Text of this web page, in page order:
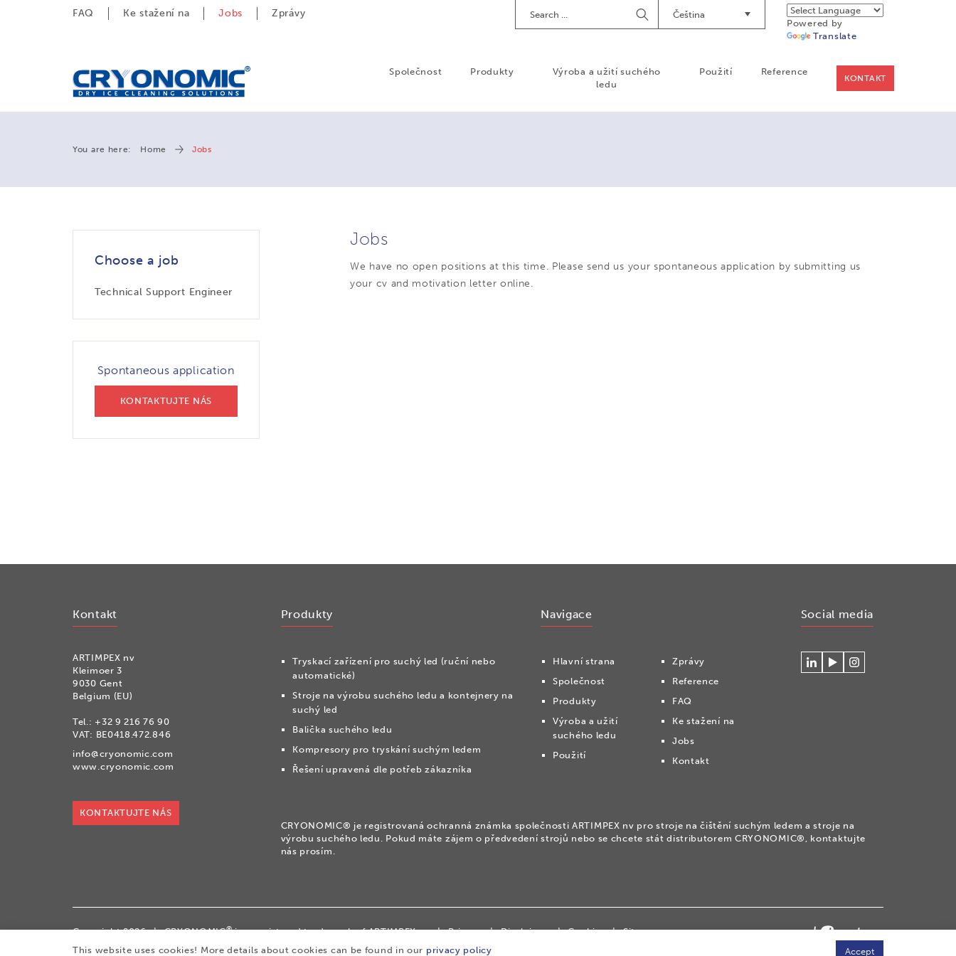
FAQ Ke stažení na Jobs Zprávy
Powered by
Translate
Čeština
Begin
Searching
Společnost Produkty
Výroba a užití suchého
ledu
Použití Reference
KONTAKT
You are here: Home Jobs
Jobs
We have no open positions at this time. Please send us your spontaneous application by submitting us
your cv and motivation letter online.
Choose a job
Technical Support Engineer
Spontaneous application
KONTAKTUJTE NÁS
Kontakt
ARTIMPEX nv
Kleimoer 3
9030 Gent
Belgium (EU)
Tel.: +32 9 216 76 90
VAT: BE0418.472.846
info@cryonomic.com
www.cryonomic.com
KONTAKTUJTE NÁS
Produkty
Tryskací zařízení pro suchý led (ruční nebo
automatické)
Stroje na výrobu suchého ledu a kontejnery na
suchý led
Balička suchého ledu
Kompresory pro tryskání suchým ledem
Řešení upravená dle potřeb zákazníka
Navigace
Hlavní strana
Společnost
Produkty
Výroba a užití
suchého ledu
Použití
Zprávy
Reference
FAQ
Ke stažení na
Jobs
Kontakt
Social media
Connecteer
WatchVolg
CRYONOMIC® je registrovaná ochranná známka společnosti ARTIMPEX nv pro stroje na čištění suchým ledem a stroje na
výrobu suchého ledu. Pokud máte zájem o předvedení strojů nebo se chcete stát distributorem CRYONOMIC®, kontaktujte
nás prosím.
Copyright 2026 | CRYONOMIC®is a registered trademark of ARTIMPEX nv | Privacy | Disclaimer | Cookies |
Sitemap
|
General sales conditions
This website uses cookies! More details about cookies can be found in our privacy policy Accept